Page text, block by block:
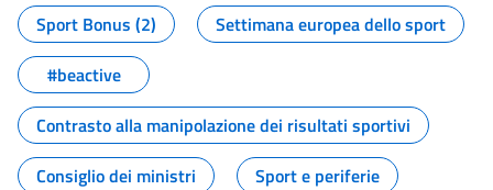
Sport Bonus (2)
Settimana europea dello sport
#beactive
Contrasto alla manipolazione dei risultati sportivi
Consiglio dei ministri
Sport e periferie